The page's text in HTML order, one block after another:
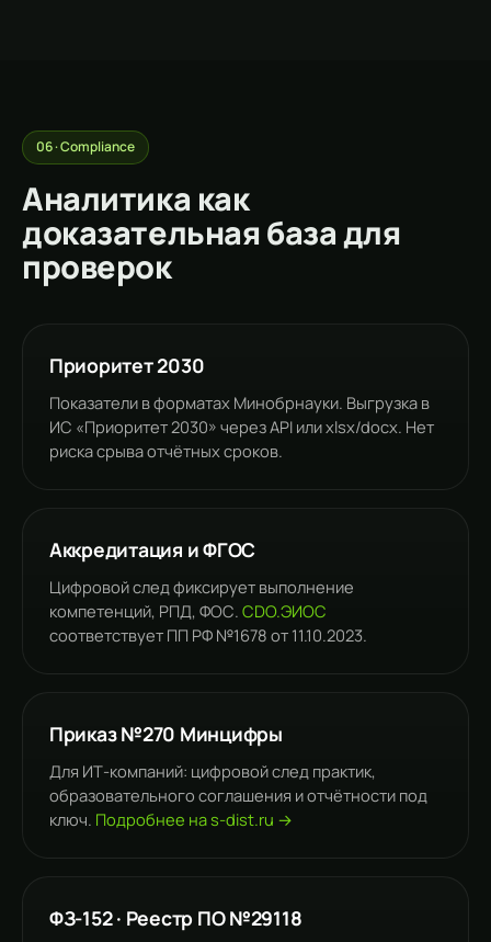
06 · Compliance
Аналитика как
доказательная база для
проверок
Приоритет 2030
Показатели в форматах Минобрнауки. Выгрузка в
ИС «Приоритет 2030» через API или xlsx/docx. Нет
риска срыва отчётных сроков.
Аккредитация и ФГОС
Цифровой след фиксирует выполнение
компетенций, РПД, ФОС. CDO.ЭИОС
соответствует ПП РФ №1678 от 11.10.2023.
Приказ №270 Минцифры
Для ИТ-компаний: цифровой след практик,
образовательного соглашения и отчётности под
ключ. Подробнее на s-dist.ru →
ФЗ-152 · Реестр ПО №29118